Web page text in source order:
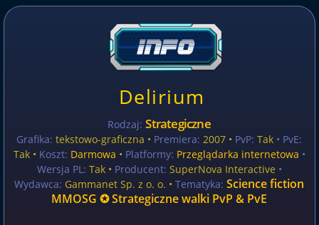
Delirium
Rodzaj: Strategiczne
Grafika: tekstowo-graficzna • Premiera: 2007 • PvP: Tak • PvE:
Tak • Koszt: Darmowa • Platformy: Przeglądarka internetowa •
Wersja PL: Tak• Producent: SuperNova Interactive •
Wydawca: Gammanet Sp. z o. o. •Tematyka: Science fiction
MMOSG ✪ Strategiczne walki PvP & PvE